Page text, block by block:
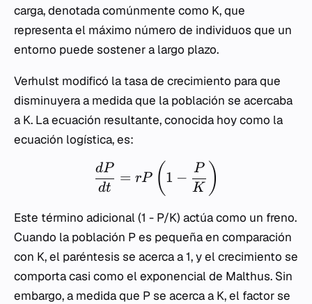
carga, denotada comúnmente como K, que
representa el máximo número de individuos que un
entorno puede sostener a largo plazo.
Verhulst modificó la tasa de crecimiento para que
disminuyera a medida que la población se acercaba
a K. La ecuación resultante, conocida hoy como la
ecuación logística, es:
dt
dP
= rP ( 1 −
K
P )
Este término adicional(1 - P/K) actúa como un freno.
Cuando la población Pes pequeña en comparación
con K, el paréntesis se acerca a 1, y el crecimiento se
comporta casi como el exponencial de Malthus. Sin
embargo, a medida que Pse acerca a K, el factor se